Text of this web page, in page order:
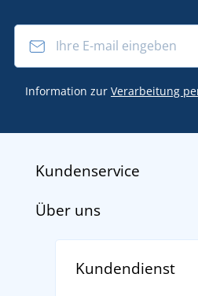
Information zur Verarbeitung
Kundenservice
Impressum
Über uns
Für Unternehmen und
Kundendienst